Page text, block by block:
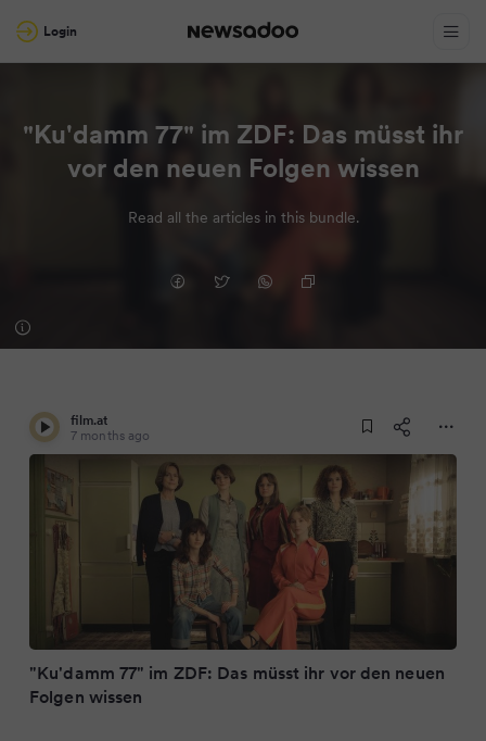
Login
"Ku'damm 77" im ZDF: Das müsst ihr
vor den neuen Folgen wissen
Read all the articles in this bundle.
film.at
7 months ago
"Ku'damm 77" im ZDF: Das müsst ihr vor den neuen
Folgen wissen